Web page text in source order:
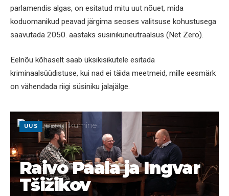
parlamendis algas, on esitatud mitu uut nõuet, mida
koduomanikud peavad järgima seoses valitsuse kohustusega
saavutada 2050. aastaks süsinikuneutraalsus (Net Zero).
Eelnõu kõhaselt saab üksikisikutele esitada
kriminaalsüüdistuse, kui nad ei täida meetmeid, mille eesmärk
on vähendada riigi süsiniku jalajälge.
UUS
Raivo Paala ja Ingvar
Tšižikov